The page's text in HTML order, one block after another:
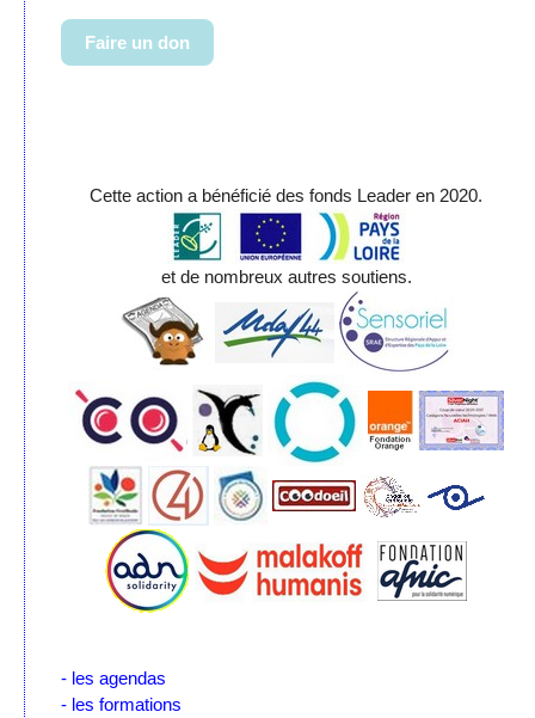
Faire un don
Cette action a bénéficié des fonds Leader en 2020.
et de nombreux autres soutiens.
- les agendas
- les formations